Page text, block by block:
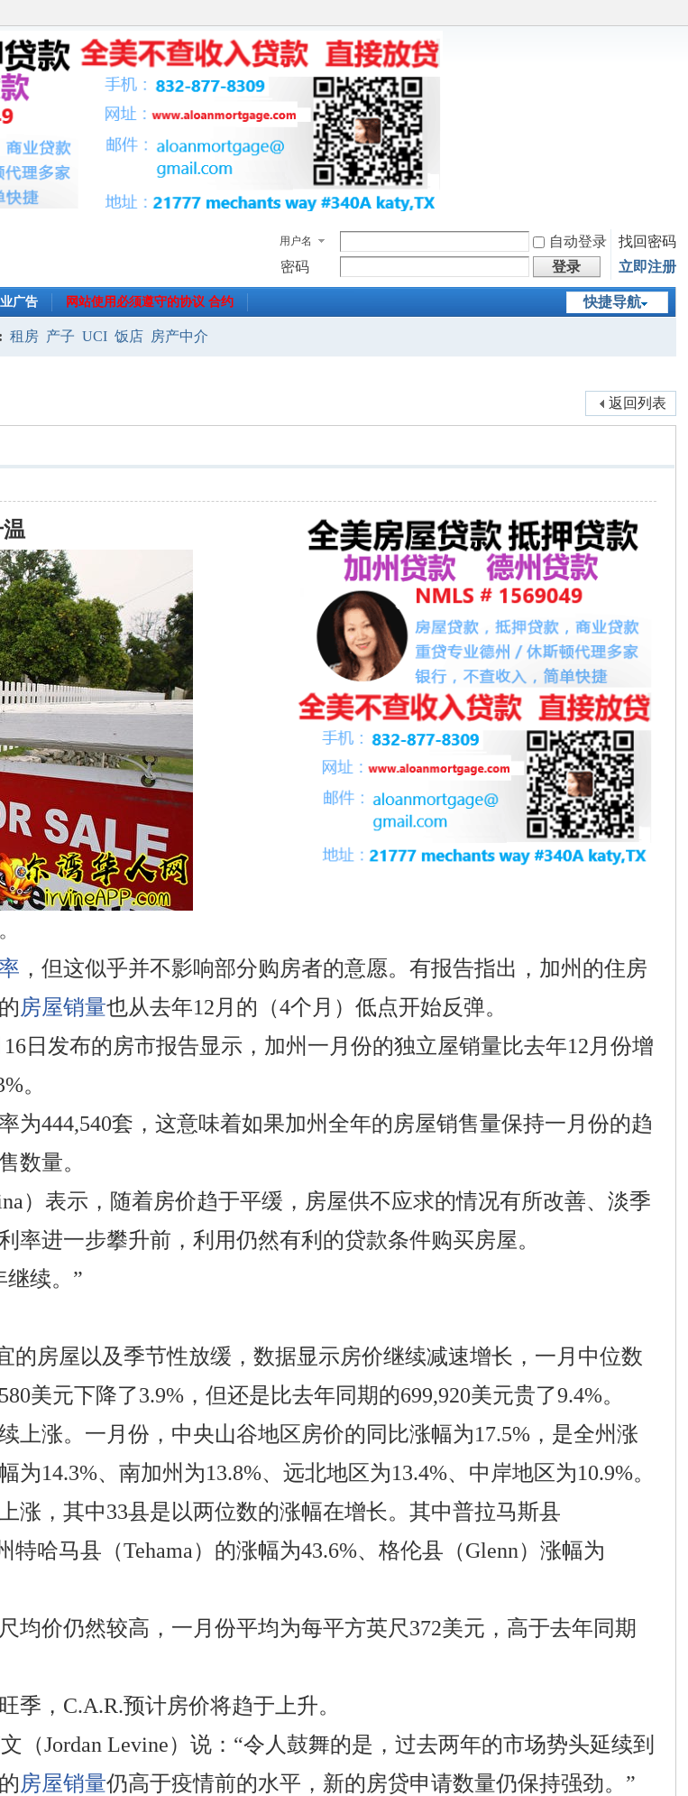
用户名 自动登录
找回密码
密码
登录 立即注册
快捷导航
广告 网站使用必须遵守的协议 合约
租房 产子 UCI 饭店 房产中介
返回列表
，但这似乎并不影响部分购房者的意愿。有报告指出，加州的住房
房屋销量也从去年12月的（4个月）低点开始反弹。
16日发布的房市报告显示，加州一月份的独立屋销量比去年12月份增
。
为444,540套，这意味着如果加州全年的房屋销售量保持一月份的趋
数量。
）表示，随着房价趋于平缓，房屋供不应求的情况有所改善、淡季
率进一步攀升前，利用仍然有利的贷款条件购买房屋。
继续。”
的房屋以及季节性放缓，数据显示房价继续减速增长，一月中位数
美元下降了3.9%，但还是比去年同期的699,920美元贵了9.4%。
上涨。一月份，中央山谷地区房价的同比涨幅为17.5%，是全州涨
14.3%、南加州为13.8%、远北地区为13.4%、中岸地区为10.9%。
涨，其中33县是以两位数的涨幅在增长。其中普拉马斯县
特哈马县（Tehama）的涨幅为43.6%、格伦县（Glenn）涨幅为
均价仍然较高，一月份平均为每平方英尺372美元，高于去年同期
季，C.A.R.预计房价将趋于上升。
（Jordan Levine）说：“令人鼓舞的是，过去两年的市场势头延续到
房屋销量仍高于疫情前的水平，新的房贷申请数量仍保持强劲。”